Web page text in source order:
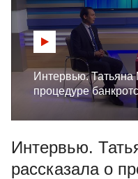
Интервью. Татьяна
процедуре
Интервью.
рассказала о